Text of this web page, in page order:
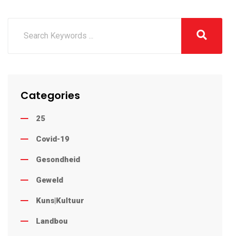
Categories
25
Covid-19
Gesondheid
Geweld
Kuns|Kultuur
Landbou